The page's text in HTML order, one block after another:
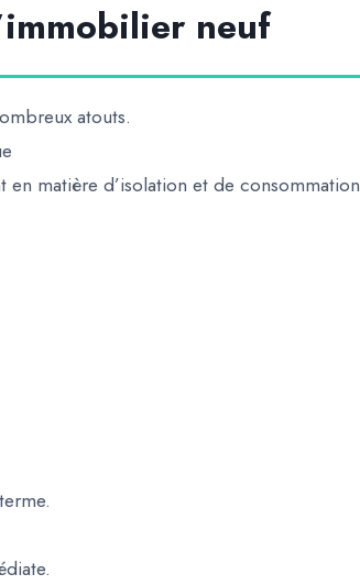
neuf
atouts.
matière d’isolation et de consommation